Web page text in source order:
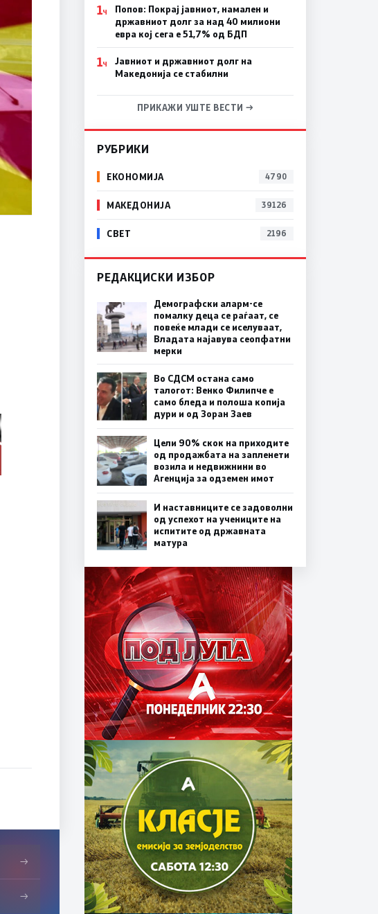
→
→
1Ч
Попов: Покрај јавниот, намален и
државниот долг за над 40 милиони
евра кој сега е 51,7% од БДП
1Ч
Јавниот и државниот долг на
Македонија се стабилни
ПРИКАЖИ УШТЕ ВЕСТИ →
РУБРИКИ
ЕКОНОМИЈА 4790
МАКЕДОНИЈА 39126
СВЕТ 2196
РЕДАКЦИСКИ ИЗБОР
Демографски аларм-се
помалку деца се раѓаат, се
повеќе млади се иселуваат,
Владата најавува сеопфатни
мерки
Во СДСМ остана само
талогот: Венко Филипче е
само бледа и полоша копија
дури и од Зоран Заев
Цели 90% скок на приходите
од продажбата на запленети
возила и недвижнини во
Агенција за одземен имот
И наставниците се задоволни
од успехот на учениците на
испитите од државната
матура